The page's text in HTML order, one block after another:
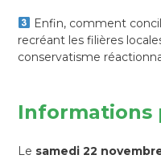
Enfin, comment
recréant les filières
conservatisme
Informations
Le samedi 22